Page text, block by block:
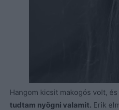
Hangom kicsit makogós volt,
tudtam nyögni valamit. Erik